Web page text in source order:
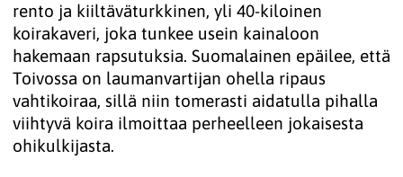
rento ja kiiltäväturkkinen, yli 40-kiloinen
koirakaveri, joka tunkee usein kainaloon
hakemaan rapsutuksia. Suomalainen epäilee, että
Toivossa on laumanvartijan ohella ripaus
vahtikoiraa, sillä niin tomerasti aidatulla pihalla
viihtyvä koira ilmoittaa perheelleen jokaisesta
ohikulkijasta.